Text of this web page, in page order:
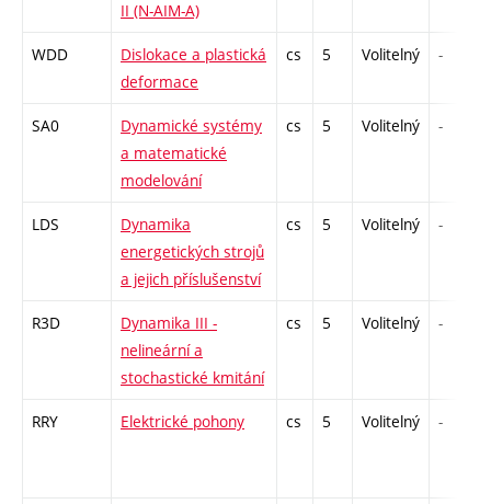
II (N-AIM-A)
WDD
Dislokace a plastická
deformace
cs 5 Volitelný -
SA0
Dynamické systémy
a matematické
modelování
cs 5 Volitelný -
LDS
Dynamika
energetických strojů
a jejich příslušenství
cs 5 Volitelný -
R3D
Dynamika III -
nelineární a
stochastické kmitání
cs 5 Volitelný -
RRY Elektrické pohony cs 5 Volitelný -